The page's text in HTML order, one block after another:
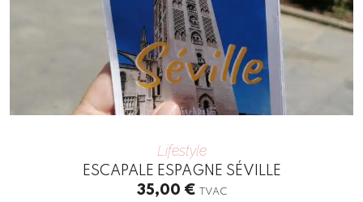
Lifestyle
ESCAPALE ESPAGNE SÉVILLE
35,00 € TVAC